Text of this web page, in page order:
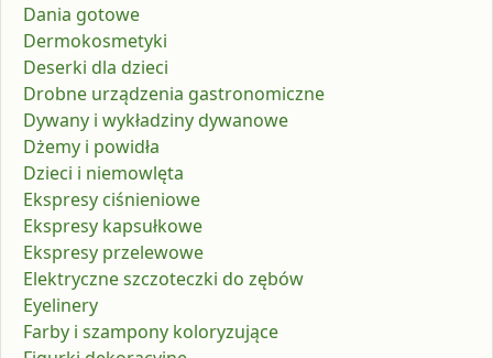
Dania gotowe
Dermokosmetyki
Deserki dla dzieci
Drobne urządzenia gastronomiczne
Dywany i wykładziny dywanowe
Dżemy i powidła
Dzieci i niemowlęta
Ekspresy ciśnieniowe
Ekspresy kapsułkowe
Ekspresy przelewowe
Elektryczne szczoteczki do zębów
Eyelinery
Farby i szampony koloryzujące